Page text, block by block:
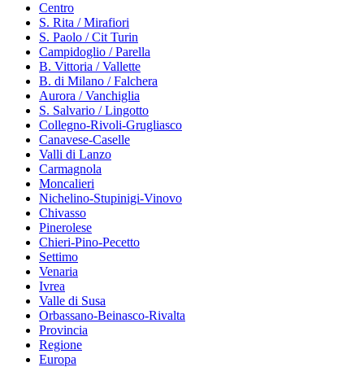
Centro
S. Rita / Mirafiori
S. Paolo / Cit Turin
Campidoglio / Parella
B. Vittoria / Vallette
B. di Milano / Falchera
Aurora / Vanchiglia
S. Salvario / Lingotto
Collegno-Rivoli-Grugliasco
Canavese-Caselle
Valli di Lanzo
Carmagnola
Moncalieri
Nichelino-Stupinigi-Vinovo
Chivasso
Pinerolese
Chieri-Pino-Pecetto
Settimo
Venaria
Ivrea
Valle di Susa
Orbassano-Beinasco-Rivalta
Provincia
Regione
Europa